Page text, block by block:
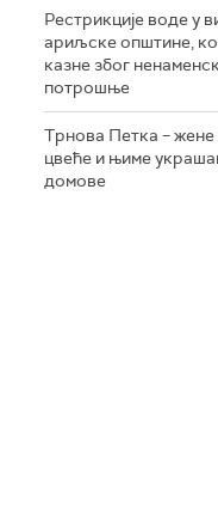
Рестрикције воде у
ариљске општине,
казне због
потрошње
Трнова Петка –
цвеће и њиме
домове